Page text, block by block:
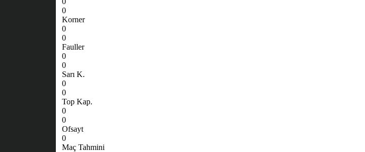
0
Korner
0
0
Fauller
0
0
Sarı K.
0
0
Top Kap.
0
0
Ofsayt
0
Maç Tahmini